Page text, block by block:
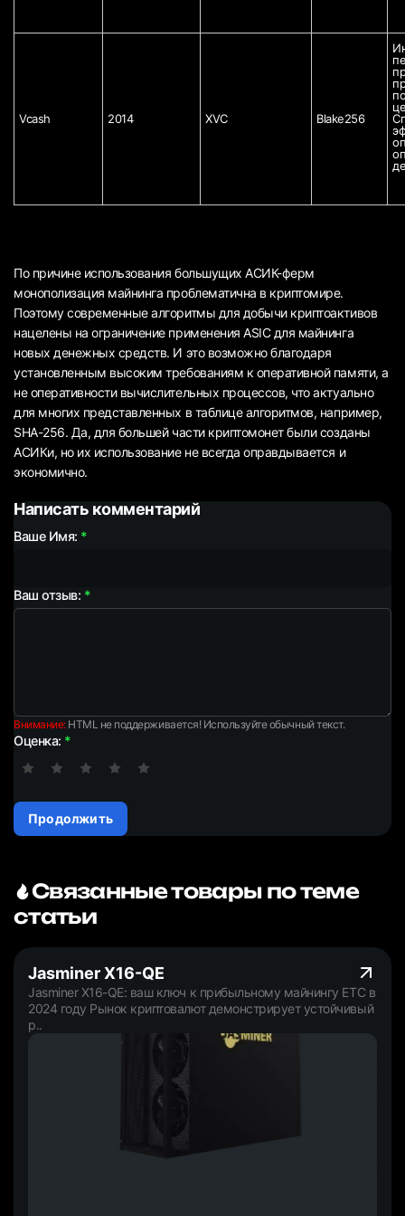
Vcash 2014 XVC Blake256
По причине использования большущих АСИК-ферм
монополизация майнинга проблематична в криптомире.
Поэтому современные алгоритмы для добычи криптоактивов
нацелены на ограничение применения ASIC для майнинга
новых денежных средств. И это возможно благодаря
установленным высоким требованиям к оперативной памяти, а
не оперативности вычислительных процессов, что актуально
для многих представленных в таблице алгоритмов, например,
SHA-256. Да, для большей части криптомонет были созданы
АСИКи, но их использование не всегда оправдывается и
экономично.
Написать комментарий
Ваше Имя:
Ваш отзыв:
Внимание:HTML не поддерживается! Используйте обычный текст.
Оценка:
Продолжить
Связанные товары по теме
статьи
Jasminer X16-QE
Jasminer X16-QE: ваш ключ к прибыльному майнингу ETC в
2024 году Рынок криптовалют демонстрирует устойчивый
р..